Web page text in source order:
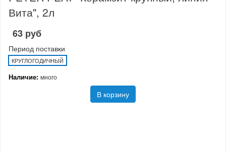
Вита", 2л
63 руб
Период поставки
КРУГЛОГОДИЧНЫЙ
Наличие: много
В корзину